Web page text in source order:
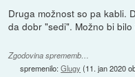
Druga možnost so pa kabli.
da dobr "sedi". Možno bi
Zgodovina sprememb…
spremenilo:Glugy (11. jan 2020